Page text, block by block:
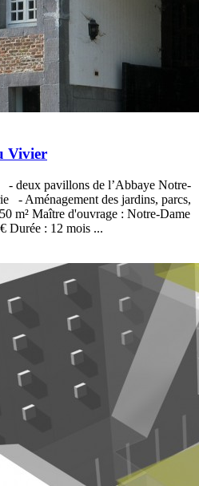
Vivier
- deux pavillons de l’Abbaye Notre-
- Aménagement des jardins, parcs,
m² Maître d'ouvrage : Notre-Dame
Durée : 12 mois ...